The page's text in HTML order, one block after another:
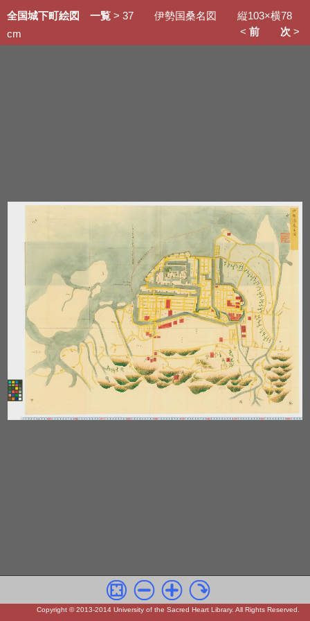
全国城下町絵図 一覧 > 37 伊勢国桑名図 縦103×横78
cm
< 前 次 >
Copyright © 2013-2014 University of the Sacred Heart Library. All Rights Reserved.